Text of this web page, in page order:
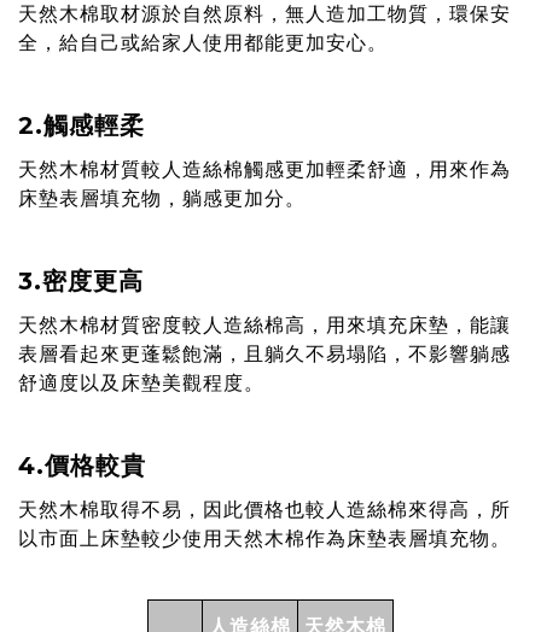
天然木棉取材源於自然原料，無人造加工物質，環保安
全，給自己或給家人使用都能更加安心。
2.觸感輕柔
天然木棉材質較人造絲棉觸感更加輕柔舒適，用來作為
床墊表層填充物，躺感更加分。
3.密度更高
天然木棉材質密度較人造絲棉高，用來填充床墊，能讓
表層看起來更蓬鬆飽滿，且躺久不易塌陷，不影響躺感
舒適度以及床墊美觀程度。
4.價格較貴
天然木棉取得不易，因此價格也較人造絲棉來得高，所
以市面上床墊較少使用天然木棉作為床墊表層填充物。
人造絲棉 天然木棉